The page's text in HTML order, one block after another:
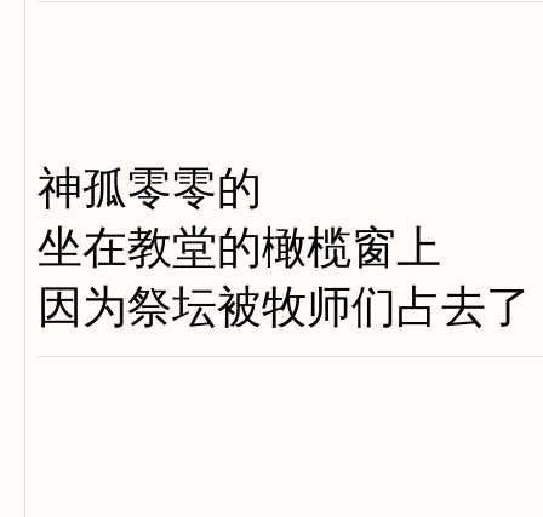
神孤零零的
坐在教堂的橄榄窗上
因为祭坛被牧师们占去了